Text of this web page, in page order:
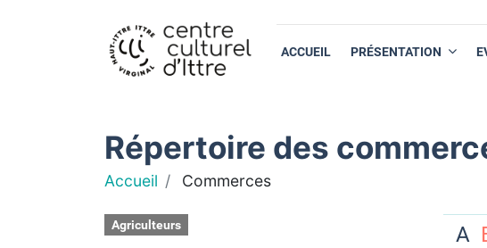
ACCUEIL PRÉSENTATION
Répertoire des
Accueil Commerces
Agriculteurs A